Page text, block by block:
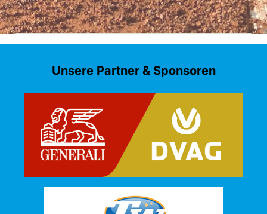
Unsere Partner & Sponsoren